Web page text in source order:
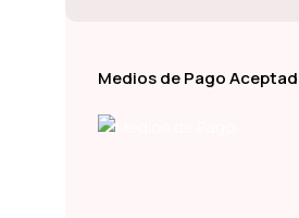
Medios de Pago